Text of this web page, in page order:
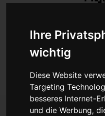
Ihre
wichtig
Diese Website
Targeting
besseres Internet-
und die Werbung,
TopNews Politik Sport
Gesellschaft
Gesundheit